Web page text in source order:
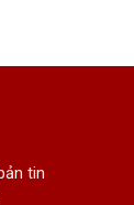
tin